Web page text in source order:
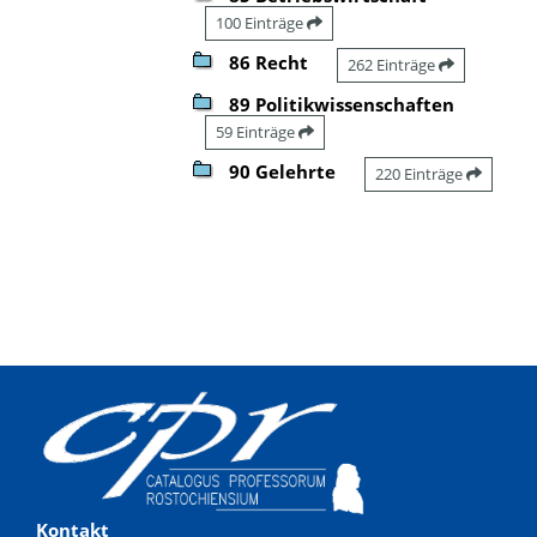
100 Einträge
86 Recht 262 Einträge
89 Politikwissenschaften
59 Einträge
90 Gelehrte 220 Einträge
Kontakt